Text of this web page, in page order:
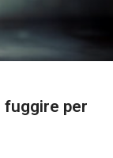
fuggire per